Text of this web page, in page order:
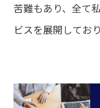
苦難もあり、全て
ビスを展開しており